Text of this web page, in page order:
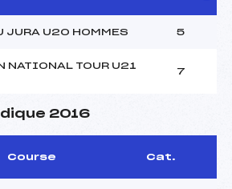
JURA U20 HOMMES 5
NATIONAL TOUR U21
7
2016
Course Cat.